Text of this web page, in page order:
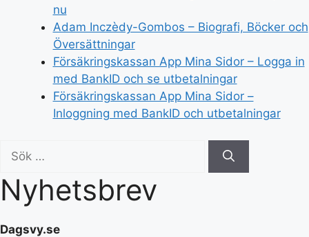
nu
Adam Inczèdy-Gombos – Biografi, Böcker och
Översättningar
Försäkringskassan App Mina Sidor – Logga in
med BankID och se utbetalningar
Försäkringskassan App Mina Sidor –
Inloggning med BankID och utbetalningar
efter:
Nyhetsbrev
Dagsvy.se